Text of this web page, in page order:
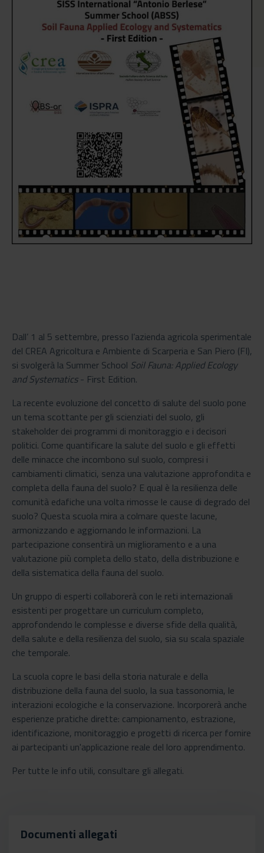
Dall’ 1 al 5 settembre, presso l’azienda agricola sperimentale
del CREA Agricoltura e Ambiente di Scarperia e San Piero (FI),
si svolgerà la Summer School Soil Fauna: Applied Ecology
and Systematics- First Edition.
La recente evoluzione del concetto di salute del suolo pone
un tema scottante per gli scienziati del suolo, gli
stakeholder dei programmi di monitoraggio e i decisori
politici. Come quantificare la salute del suolo e gli effetti
delle minacce che incombono sul suolo, compresi i
cambiamenti climatici, senza una valutazione approfondita e
completa della fauna del suolo? E qual è la resilienza delle
comunità edafiche una volta rimosse le cause di degrado del
suolo? Questa scuola mira a colmare queste lacune,
armonizzando e aggiornando le informazioni. La
partecipazione consentirà un miglioramento e a una
valutazione più completa dello stato, della distribuzione e
della sistematica della fauna del suolo.
Un gruppo di esperti collaborerà con le reti internazionali
esistenti per progettare un curriculum completo,
approfondendo le complesse e diverse sfide della qualità,
della salute e della resilienza del suolo, sia su scala spaziale
che temporale.
La scuola copre le basi della storia naturale e della
distribuzione della fauna del suolo, la sua tassonomia, le
interazioni ecologiche e la conservazione. Incorporerà anche
esperienze pratiche dirette: campionamento, estrazione,
identificazione, monitoraggio e progetti di ricerca per fornire
ai partecipanti un'applicazione reale del loro apprendimento.
Per tutte le info utili, consultare gli allegati.
Documenti allegati